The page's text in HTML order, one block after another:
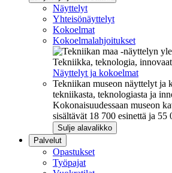
Näyttelyt
Yhteisönäyttelyt
Kokoelmat
Kokoelmalahjoitukset
Tekniikka, teknologia,
Näyttelyt ja kokoelmat
Tekniikan museon näyttelyt ja
tekniikasta, teknologiasta ja
Kokonaisuudessaan museon
sisältävät 18 700 esinettä ja 55
Sulje alavalikko
Palvelut
Opastukset
Työpajat